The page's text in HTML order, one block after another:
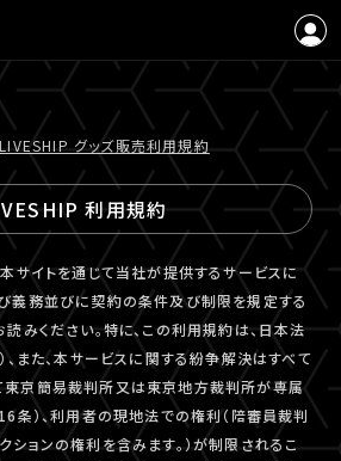
LIVESHIP グッズ販売利⽤規約
利用規約
サイトを通じて当社が提供するサービスに
義務並びに契約の条件及び制限を規定する
みください。特に、この利用規約は、日本法
、また、本サービスに関する紛争解決はすべて
東京簡易裁判所又は東京地方裁判所が専属
条）、利用者の現地法での権利（陪審員裁判
ションの権利を含みます。）が制限されるこ